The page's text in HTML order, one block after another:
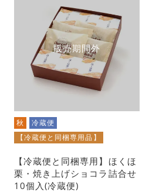
販売期間外
秋
冷蔵便
【冷蔵便と同梱専用品】
【冷蔵便と同梱専用】ほくほ
栗・焼き上げショコラ詰合せ
10個入(冷蔵便)